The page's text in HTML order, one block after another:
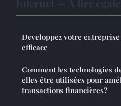
Développez votre
efficace
Comment les technologies
elles être utilisées pour
transactions financières?